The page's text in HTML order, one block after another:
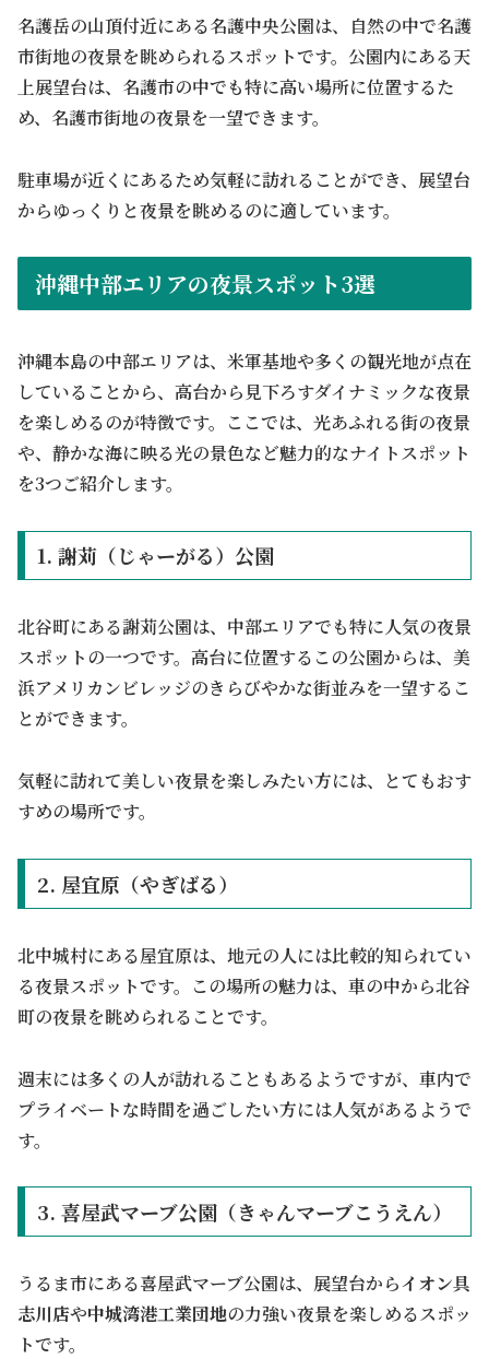
名護岳の山頂付近にある名護中央公園は、自然の中で名護
市街地の夜景を眺められるスポットです。公園内にある天
上展望台は、名護市の中でも特に高い場所に位置するた
め、名護市街地の夜景を一望できます。
駐車場が近くにあるため気軽に訪れることができ、展望台
からゆっくりと夜景を眺めるのに適しています。
沖縄中部エリアの夜景スポット3選
沖縄本島の中部エリアは、米軍基地や多くの観光地が点在
していることから、高台から見下ろすダイナミックな夜景
を楽しめるのが特徴です。ここでは、光あふれる街の夜景
や、静かな海に映る光の景色など魅力的なナイトスポット
を3つご紹介します。
1. 謝苅（じゃーがる）公園
北谷町にある謝苅公園は、中部エリアでも特に人気の夜景
スポットの一つです。高台に位置するこの公園からは、美
浜アメリカンビレッジのきらびやかな街並みを一望するこ
とができます。
気軽に訪れて美しい夜景を楽しみたい方には、とてもおす
すめの場所です。
2. 屋宜原（やぎばる）
北中城村にある屋宜原は、地元の人には比較的知られてい
る夜景スポットです。この場所の魅力は、車の中から北谷
町の夜景を眺められることです。
週末には多くの人が訪れることもあるようですが、車内で
プライベートな時間を過ごしたい方には人気があるようで
す。
3. 喜屋武マーブ公園（きゃんマーブこうえん）
うるま市にある喜屋武マーブ公園は、展望台からイオン具
志川店や中城湾港工業団地の力強い夜景を楽しめるスポッ
トです。